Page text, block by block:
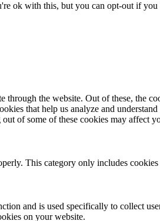
ok with this, but you can opt-out if you
the website. Out of these, the
that help us analyze and
of some of these cookies may affect
This category only includes
and is used specifically to collect
on your website.